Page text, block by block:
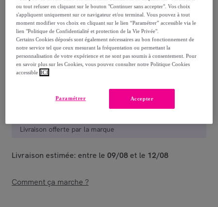
voir les conditions.
Vendu parBatinea
Bientôt épuisé
Livraison offerte par la marque
Livraison estimée: entre le 09/08 et le 12/08
Comment ça marche ?
ou tout refuser en cliquant sur le bouton "Continuer sans accepter". Vos choix
s'appliquent uniquement sur ce navigateur et/ou terminal. Vous pouvez à tout
moment modifier vos choix en cliquant sur le lien “Paramétrer” accessible via le
lien "Politique de Confidentialité et protection de la Vie Privée".
Certains Cookies déposés sont également nécessaires au bon fonctionnement de
notre service tel que ceux mesurant la fréquentation ou permettant la
personnalisation de votre expérience et ne sont pas soumis à consentement. Pour
en savoir plus sur les Cookies, vous pouvez consulter notre Politique Cookies
accessible ICI
Accepter
Paramétrer